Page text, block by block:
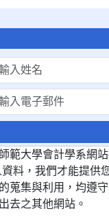
範大學會計學系網
料，我們才能提供
蒐集與利用，均遵
去之其他網站。